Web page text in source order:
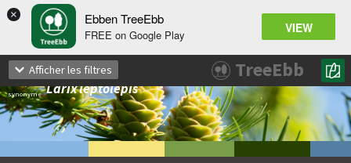
× Ebben TreeEbb
FREE on Google Play VIEW
Larix kaempferi
Mélèze du Japon
synonyme Larix leptolepis
Afficher les filtres TreeEbb